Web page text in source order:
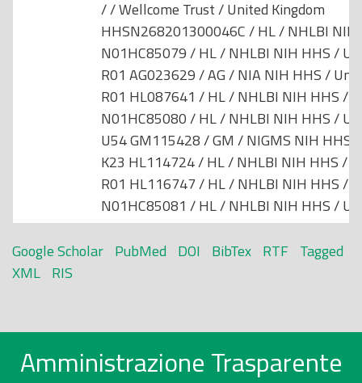
/ / Wellcome Trust / United Kingdom
HHSN268201300046C / HL / NHLBI
N01HC85079 / HL / NHLBI NIH HHS /
R01 AG023629 / AG / NIA NIH HHS /
R01 HL087641 / HL / NHLBI NIH HHS /
N01HC85080 / HL / NHLBI NIH HHS /
U54 GM115428 / GM / NIGMS NIH HHS
K23 HL114724 / HL / NHLBI NIH HHS /
R01 HL116747 / HL / NHLBI NIH HHS /
N01HC85081 / HL / NHLBI NIH HHS /
Google Scholar PubMed DOI BibTex RTF Tagged
XML RIS
Amministrazione Trasparente